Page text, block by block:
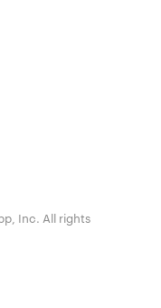
Inc. All rights